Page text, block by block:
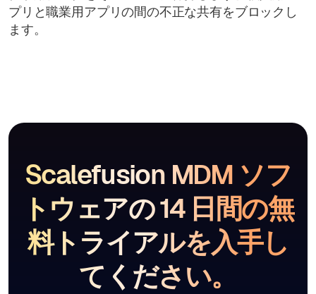
プリと職業用アプリの間の不正な共有をブロックし
ます。
Scalefusion MDM ソフ
トウェアの 14 日間の無
料トライアルを入手し
てください。